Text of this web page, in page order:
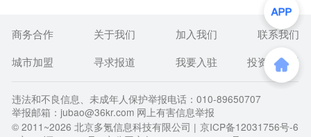
商务合作 关于我们 加入我们
联系我们
城市加盟
寻求报道 我要入驻 投资者关系
违法和不良信息、未成年人保护举报电话：010-89650707
举报邮箱：jubao@36kr.com 网上有害信息举报
© 2011~2026 北京多氪信息科技有限公司 | 京ICP备12031756号-6